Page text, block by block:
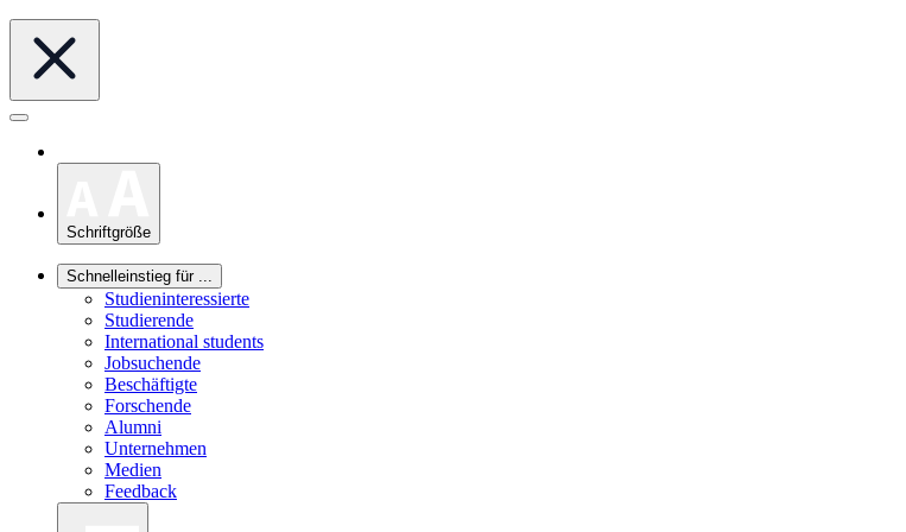
Schriftgröße
Schnelleinstieg für ...
Studieninteressierte
Studierende
International students
Jobsuchende
Beschäftigte
Forschende
Alumni
Unternehmen
Medien
Feedback